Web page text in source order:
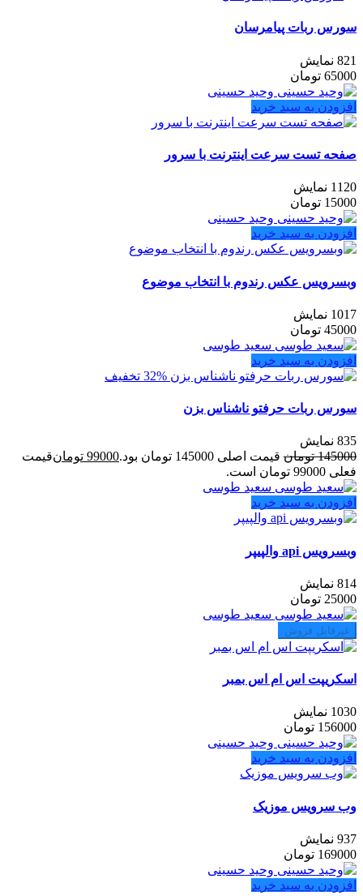
سورس ربات پیامرسان
821 نمایش
65000 تومان
وحید حسینی
افزودن به سبد خرید
صفحه تست سرعت اینترنت با سرور
1120 نمایش
15000 تومان
وحید حسینی
افزودن به سبد خرید
وبسرویس عکس رندوم با انتخاب موضوع
1017 نمایش
45000 تومان
سعید طوسی
افزودن به سبد خرید
32% تخفیف
سورس ربات حرفتو ناشناس بزن
835 نمایش
145000 تومان قیمت اصلی 145000 تومان بود. 99000 تومانقیمت
فعلی 99000 تومان است.
سعید طوسی
افزودن به سبد خرید
وبسرویس api والپیپر
814 نمایش
25000 تومان
سعید طوسی
غیرقابل فروش
اسکریپت اس ام اس بمبر
1030 نمایش
156000 تومان
وحید حسینی
افزودن به سبد خرید
وب‌ سرویس موزیک
937 نمایش
169000 تومان
وحید حسینی
افزودن به سبد خرید